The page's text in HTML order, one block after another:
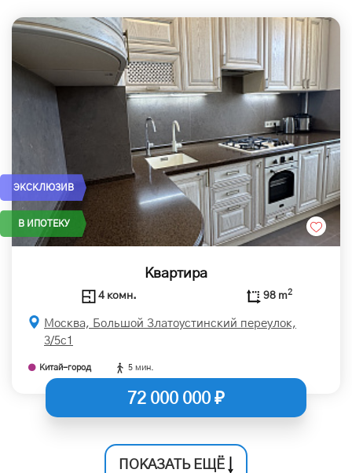
ЭКСКЛЮЗИВ
В ИПОТЕКУ
Квартира
4 комн. 98 m2
Москва, Большой Златоустинский переулок,
3/5с1
Китай-город 5 мин.
72 000 000 ₽
ПОКАЗАТЬ ЕЩЁ